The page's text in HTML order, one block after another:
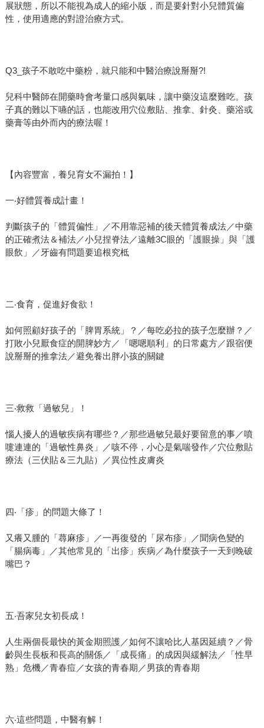
展狀態，所以不能視為成人的縮小版，而是要針對小兒體質偏
性，使用適應的對證治療方式。
Q3_孩子不敢吃中藥粉，就只能和中醫治療說掰掰?!
兒科中醫師在開藥時會考量口感與氣味，讓中藥沒這麼難吃。孩
子真的難以下嚥的話，也能改用穴位敷貼、推拿、針灸、藥浴或
藥膏等由外而內的療法喔！
【內容豐富，養兒育女不漏拍！】
一‧好體質養成計畫！
判斷孩子的「體質偏性」／不用靠惡補的後天體質養成法／中藥
的正確煮法＆補法／小兒捏脊法／遠離3C眼的「護眼操」與「護
眼飲」／牙齒有問題要追根究柢
二‧食育，促進好食欲！
如何照顧好孩子的「脾胃系統」？／每吃必拉的孩子怎麼辦？／
打敗小兒厭食症的開脾妙方／「嗯嗯順利」的日常處方／跟宿便
說掰掰的推拿法／避免養出胖小孩的關鍵
三‧救救「過敏兒」！
惱人擾人的過敏疾病有哪些？／那些過敏兒最好要留意的事／噴
嚏連連的「過敏性鼻炎」／咳不停，小心是氣喘發作／穴位敷貼
療法（三伏貼＆三九貼）／異位性皮膚炎
四‧「疹」的問題大條了！
又癢又腫的「蕁麻疹」／一再復發的「尿布疹」／聞病色變的
「腸病毒」／其他常見的「出疹」疾病／為什麼孩子一天到晚破
嘴巴？
五‧吾家兒女初長成！
人生兩個長最快的黃金期照護／如何不讓哈比人基因延續？／骨
齡與生長板和長高的關係／「成長痛」的成因與緩解法／「性早
熟」危機／青春痘／女孩的青春期／男孩的青春期
六‧這些問題，中醫有解！